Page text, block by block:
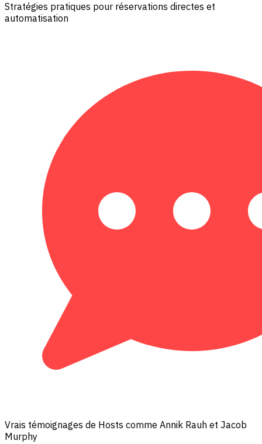
Stratégies pratiques pour réservations directes et
automatisation
Vrais témoignages de Hosts comme Annik Rauh et Jacob
Murphy